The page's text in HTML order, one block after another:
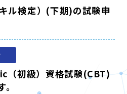
ル検定）(下期)の試験申
（初級）資格試験(CBT)